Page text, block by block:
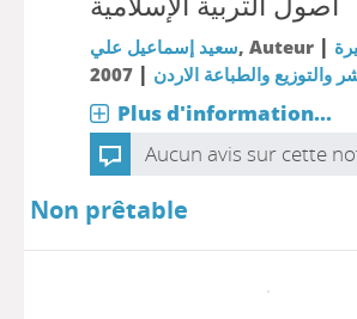
سعيد إسماعيل علي, Auteur |
والتوزيع والطباعة الاردن |
2007
Plus d'information...
Aucun avis sur cette
Non prêtable